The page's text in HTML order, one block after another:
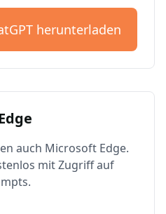
herunterladen
auch Microsoft Edge.
mit Zugriff auf